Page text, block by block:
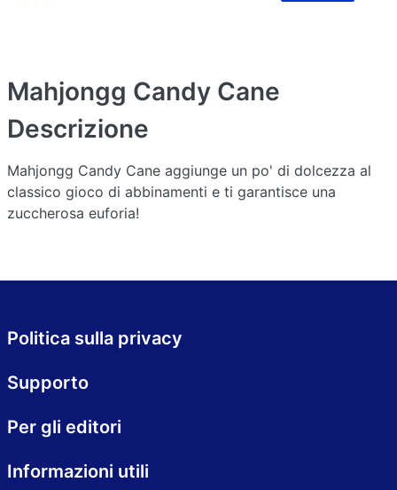
Mahjongg Candy Cane
Descrizione
Mahjongg Candy Cane aggiunge un po' di dolcezza al
classico gioco di abbinamenti e ti garantisce una
zuccherosa euforia!
Politica sulla privacy
Supporto
Per gli editori
Informazioni utili